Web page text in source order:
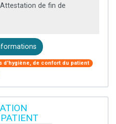
de fin de
d'hygiène, de confort du patient